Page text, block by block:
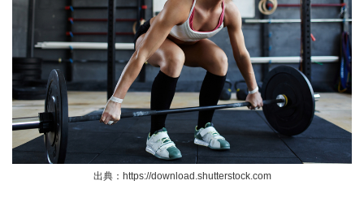
出典：https://download.shutterstock.com